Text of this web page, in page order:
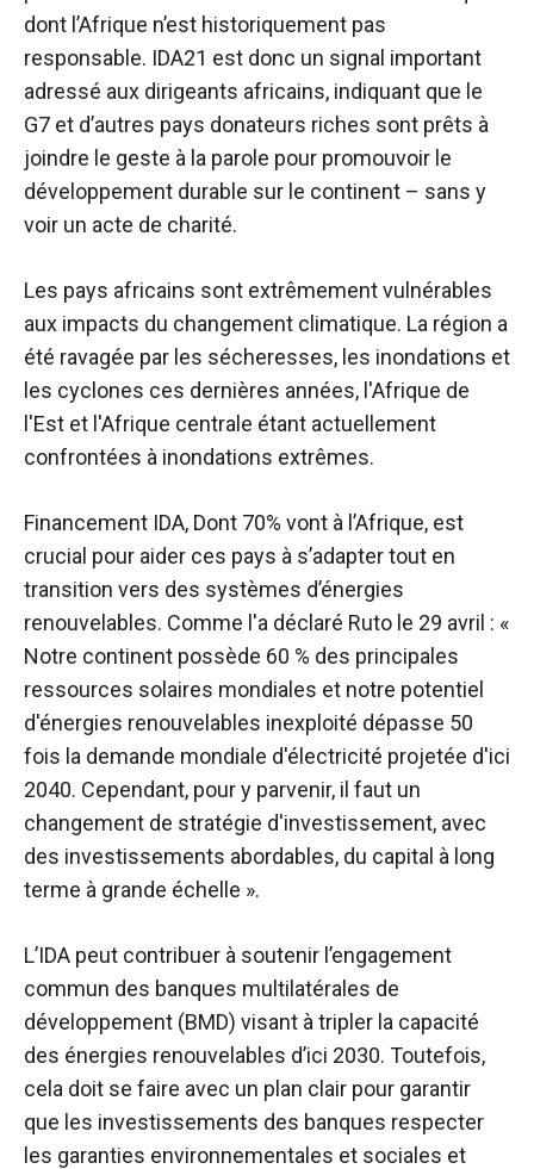
dont l’Afrique n’est historiquement pas
responsable. IDA21 est donc un signal important
adressé aux dirigeants africains, indiquant que le
G7 et d’autres pays donateurs riches sont prêts à
joindre le geste à la parole pour promouvoir le
développement durable sur le continent – ​​sans y
voir un acte de charité.
Les pays africains sont extrêmement vulnérables
aux impacts du changement climatique. La région a
été ravagée par les sécheresses, les inondations et
les cyclones ces dernières années, l'Afrique de
l'Est et l'Afrique centrale étant actuellement
confrontées à inondations extrêmes.
Financement IDA, Dont 70% vont à l’Afrique, est
crucial pour aider ces pays à s’adapter tout en
transition vers des systèmes d’énergies
renouvelables. Comme l'a déclaré Ruto le 29 avril : «
Notre continent possède 60 % des principales
ressources solaires mondiales et notre potentiel
d'énergies renouvelables inexploité dépasse 50
fois la demande mondiale d'électricité projetée d'ici
2040. Cependant, pour y parvenir, il faut un
changement de stratégie d'investissement, avec
des investissements abordables, du capital à long
terme à grande échelle ».
L’IDA peut contribuer à soutenir l’engagement
commun des banques multilatérales de
développement (BMD) visant à tripler la capacité
des énergies renouvelables d’ici 2030. Toutefois,
cela doit se faire avec un plan clair pour garantir
que les investissements des banques respecter
les garanties environnementales et sociales et